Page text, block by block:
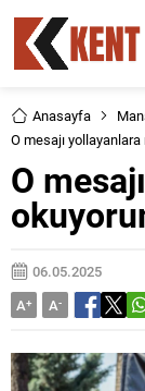
Anasayfa
O mesajı
O
06.05.2025
A+ A-